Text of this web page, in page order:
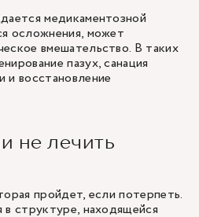
медикаментозной
осложнения, может
вмешательство. В таких
пазух, санация
и восстановление
не лечить
пройдет, если потерпеть.
в структуре, находящейся